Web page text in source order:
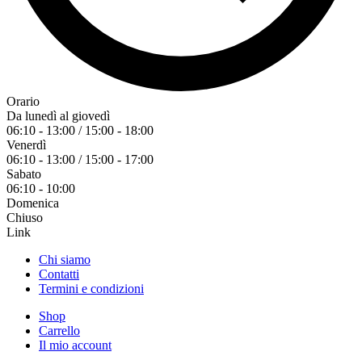
Orario
Da lunedì al giovedì
06:10 - 13:00 / 15:00 - 18:00
Venerdì
06:10 - 13:00 / 15:00 - 17:00
Sabato
06:10 - 10:00
Domenica
Chiuso
Link
Chi siamo
Contatti
Termini e condizioni
Shop
Carrello
Il mio account